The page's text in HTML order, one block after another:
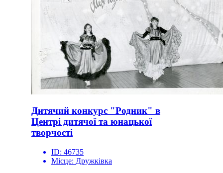
Дитячий конкурс "Родник" в
Центрі дитячої та юнацької
творчості
ID: 46735
Місце: Дружківка